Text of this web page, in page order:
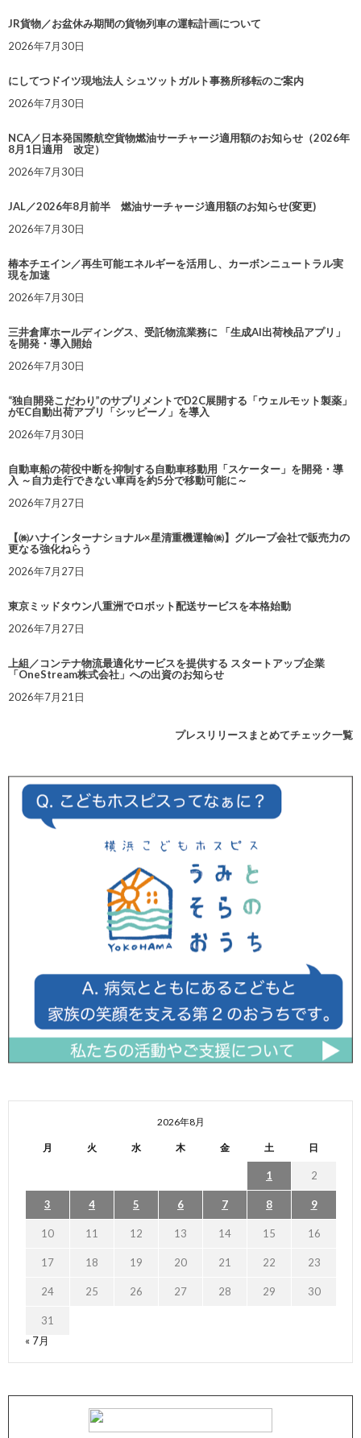
JR貨物／お盆休み期間の貨物列車の運転計画について
2026年7月30日
にしてつドイツ現地法人 シュツットガルト事務所移転のご案内
2026年7月30日
NCA／日本発国際航空貨物燃油サーチャージ適用額のお知らせ（2026年
8月1日適用 改定）
2026年7月30日
JAL／2026年8月前半 燃油サーチャージ適用額のお知らせ(変更)
2026年7月30日
椿本チエイン／再生可能エネルギーを活用し、カーボンニュートラル実
現を加速
2026年7月30日
三井倉庫ホールディングス、受託物流業務に 「生成AI出荷検品アプリ」
を開発・導入開始
2026年7月30日
“独自開発こだわり”のサプリメントでD2C展開する「ウェルモット製薬」
がEC自動出荷アプリ「シッピーノ」を導入
2026年7月30日
自動車船の荷役中断を抑制する自動車移動用「スケーター」を開発・導
入 ～自力走行できない車両を約5分で移動可能に～
2026年7月27日
【㈱ハナインターナショナル×星清重機運輸㈱】グループ会社で販売力の
更なる強化ねらう
2026年7月27日
東京ミッドタウン八重洲でロボット配送サービスを本格始動
2026年7月27日
上組／コンテナ物流最適化サービスを提供する スタートアップ企業
「OneStream株式会社」への出資のお知らせ
2026年7月21日
プレスリリースまとめてチェック一覧
2026年8月
月 火 水 木 金 土 日
1 2
3 4 5 6 7 8 9
10 11 12 13 14 15 16
17 18 19 20 21 22 23
24 25 26 27 28 29 30
31
« 7月